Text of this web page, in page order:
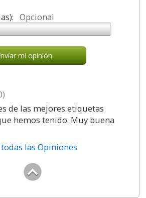
Opcional
mi opinión
de las mejores etiquetas
hemos tenido. Muy buena
las Opiniones